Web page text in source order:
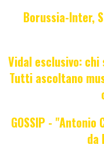
Borussia-Inter,
Vidal esclusivo:
Tutti ascoltano
GOSSIP -
da